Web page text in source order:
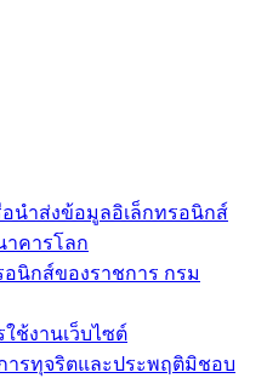
นำส่งข้อมูลอิเล็กทรอนิกส์
าคารโลก
นิกส์ของราชการ กรม
ช้งานเว็บไซต์
ารทุจริตและประพฤติมิชอบ